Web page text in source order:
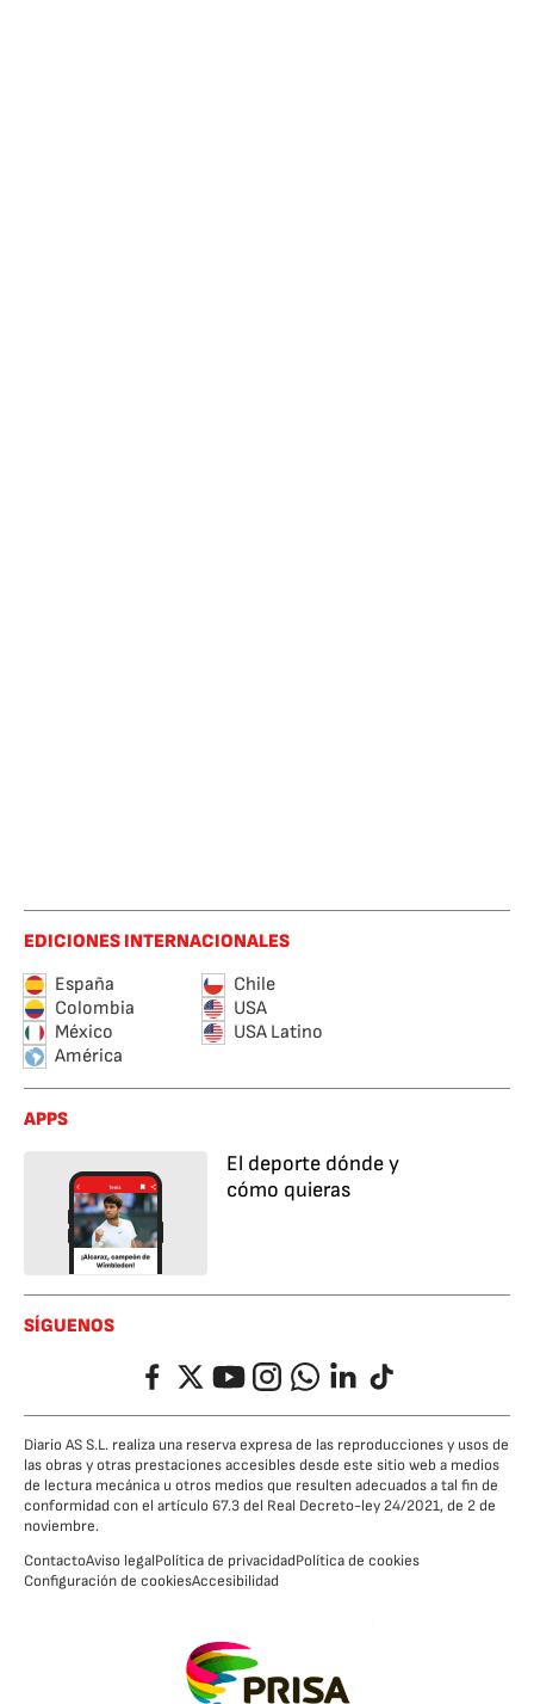
EDICIONES INTERNACIONALES
España
Chile
Colombia
USA
México
USA Latino
América
APPS
El deporte dónde y
cómo quieras
SÍGUENOS
FacebookTwitterYouTubeInstagramWhatsappLinkedIn
TikTok
Diario AS S.L. realiza una reserva expresa de las reproducciones y usos de
las obras y otras prestaciones accesibles desde este sitio web a medios
de lectura mecánica u otros medios que resulten adecuados a tal fin de
conformidad con el artículo 67.3 del Real Decreto-ley 24/2021, de 2 de
noviembre.
ContactoAviso legalPolítica de privacidadPolítica de cookies
Configuración de cookiesAccesibilidad